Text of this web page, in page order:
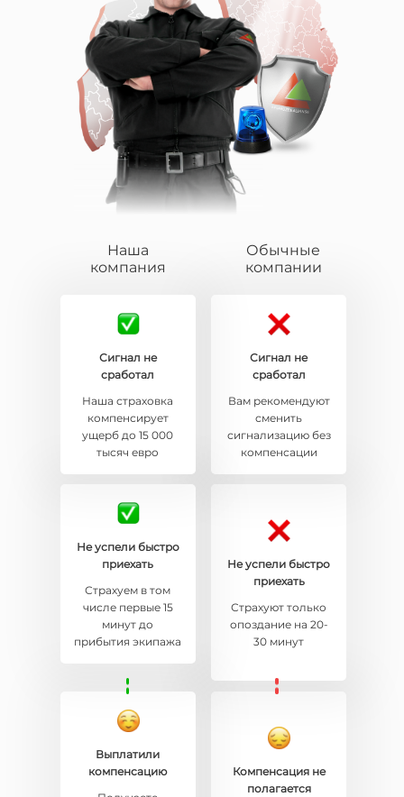
Сигнал не
сработал
Наша страховка
компенсирует
ущерб до 15 000
тысяч евро
Не успели быстро
приехать
Страхуем в том
числе первые 15
минут до
прибытия экипажа
Выплатили
компенсацию
Компенсация не
полагается
Не успели быстро
приехать
Страхуют только
опоздание на 20-
30 минут
Сигнал не
сработал
Вам рекомендуют
сменить
сигнализацию без
компенсации
Наша
компания
Обычные
компании